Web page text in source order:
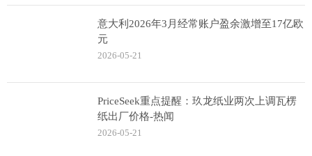
意大利2026年3月经常账户盈余激增至17亿欧
元
2026-05-21
PriceSeek重点提醒：玖龙纸业两次上调瓦楞
纸出厂价格-热闻
2026-05-21